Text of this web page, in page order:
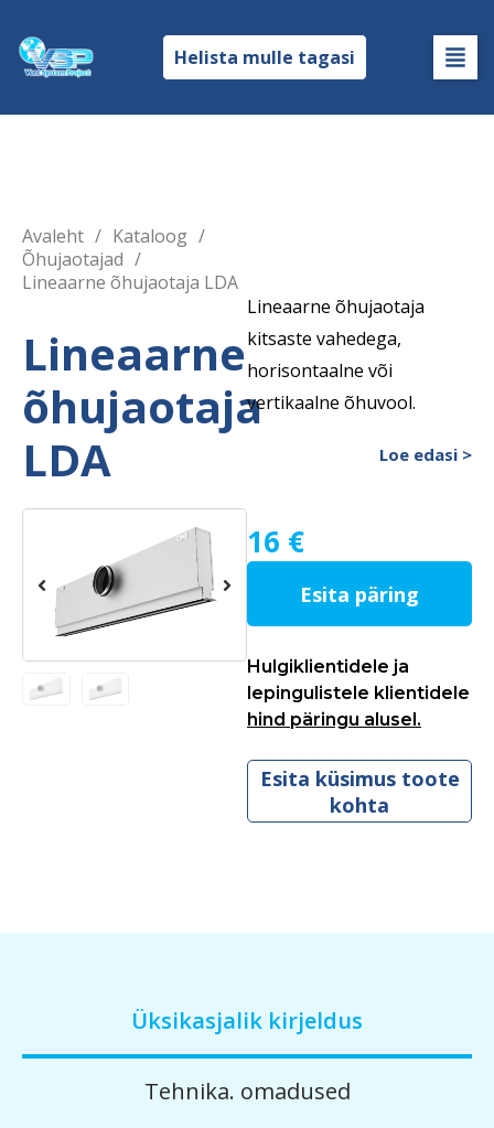
Helista mulle tagasi
Avaleht / Kataloog /
Õhujaotajad /
Lineaarne õhujaotaja LDA
Lineaarne
õhujaotaja
LDA
Lineaarne õhujaotaja
kitsaste vahedega,
horisontaalne või
vertikaalne õhuvool.
Loe edasi >
16 €
Esita päring
Hulgiklientidele ja
lepingulistele klientidele
hind päringu alusel.
Esita küsimus toote
kohta
Üksikasjalik kirjeldus
Tehnika. omadused